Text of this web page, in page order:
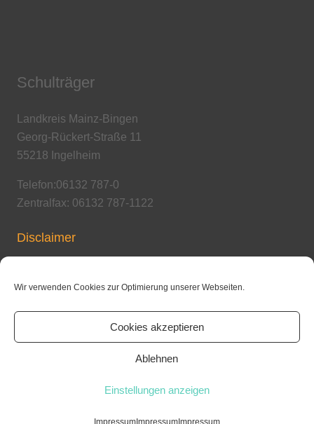
Wir verwenden Cookies zur Optimierung unserer Webseiten.
Cookies akzeptieren
Ablehnen
Einstellungen anzeigen
ImpressumImpressumImpressum
Schulträger
Landkreis Mainz-Bingen
Georg-Rückert-Straße 11
55218 Ingelheim
Telefon:06132 787-0
Zentralfax: 06132 787-1122
Disclaimer
Copyright / Urheberrecht
Datenschutzerklärung
© Kaiserpfalz-Realschule plus Ingelheim